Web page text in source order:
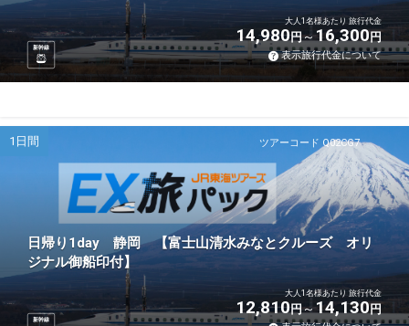
新幹線
大人1名様あたり 旅行代金
14,980円 16,300円
表示旅行代金について
ツアーコード Q02CG7
1日間
日帰り1day 静岡 【富士山清水みなとクルーズ オリ
ジナル御船印付】
新幹線
大人1名様あたり 旅行代金
12,810円 14,130円